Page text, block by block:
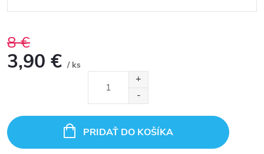
8 €
3,90 € / ks
PRIDAŤ DO KOŠÍKA